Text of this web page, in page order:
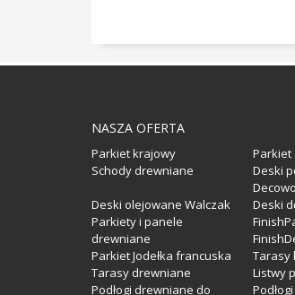
NASZA OFERTA
Parkiet krajowy
Parkiet
Schody drewniane
Deski
Deski olejowane Walczak
Deski
Parkiety i panele
drewniane
Parkiet Jodełka francuska
Tarasy
Tarasy drewniane
Listwy
Podłogi drewniane do